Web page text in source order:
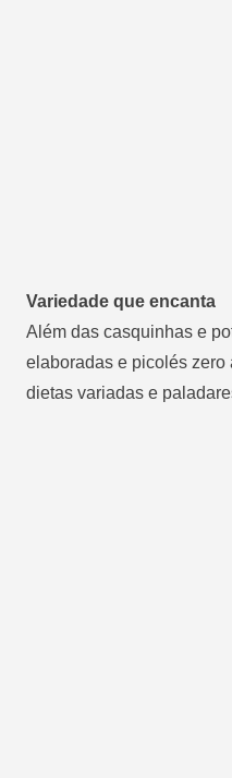
Variedade que encanta
Além das casquinhas e
elaboradas e picolés zero
dietas variadas e